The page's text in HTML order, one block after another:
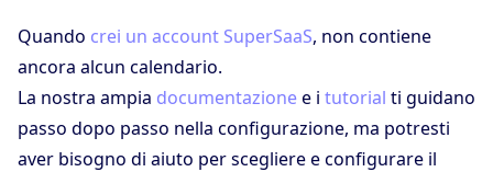
Quando crei un account SuperSaaS, non contiene
ancora alcun calendario.
La nostra ampia documentazionee i tutorial ti guidano
passo dopo passo nella configurazione, ma potresti
aver bisogno di aiuto per scegliere e configurare il